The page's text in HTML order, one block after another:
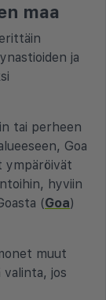
maa
ja
tai perheen
Goa
ympäröivät
hyviin
(Goa)
muut
valinta, jos